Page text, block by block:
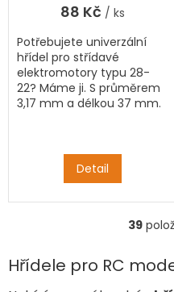
88 Kč / ks
Detail
Potřebujete univerzální
hřídel pro střídavé
elektromotory typu 28-
22? Máme ji. S průměrem
3,17 mm a délkou 37 mm.
39
Hřídele pro RC